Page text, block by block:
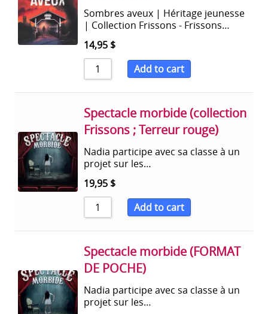
Sombres aveux | Héritage jeunesse
| Collection Frissons - Frissons…
14,95 $
Add to cart
Spectacle morbide (collection
Frissons ; Terreur rouge)
Nadia participe avec sa classe à un
projet sur les…
19,95 $
Add to cart
Spectacle morbide (FORMAT
DE POCHE)
Nadia participe avec sa classe à un
projet sur les…